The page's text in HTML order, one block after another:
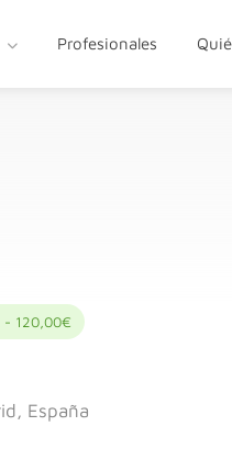
Profesionales
- 120,00€
España